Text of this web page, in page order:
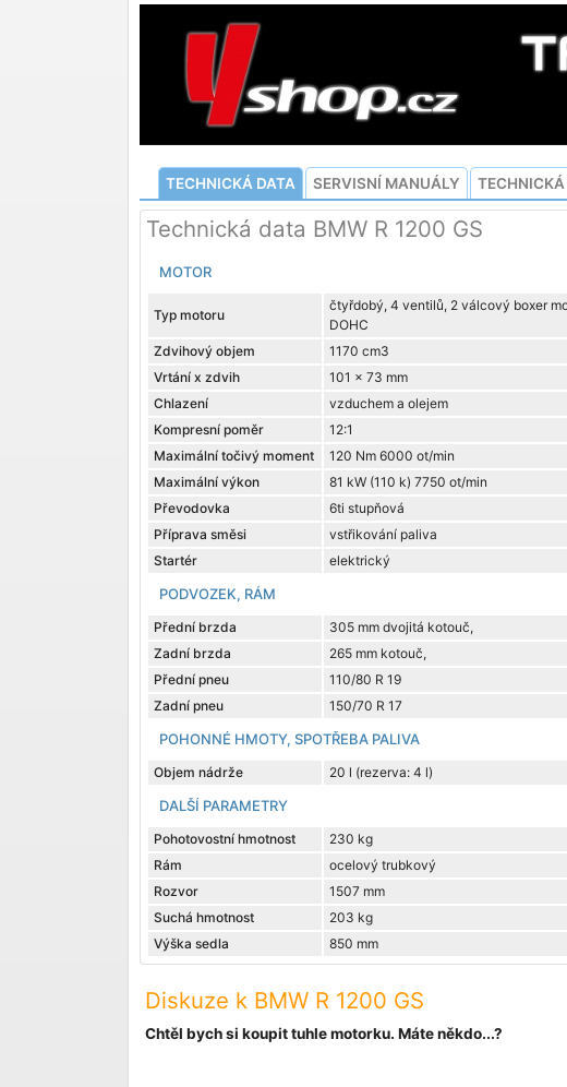
TECHNICKÁ DATA SERVISNÍ MANUÁLY
Technická data BMW R 1200 GS
MOTOR
Typ motoru
čtyřdobý, 4 ventilů, 2 válcový boxer
DOHC
Zdvihový objem
1170 cm3
Vrtání x zdvih
101 x 73 mm
Chlazení
vzduchem a olejem
Kompresní poměr
12:1
Maximální točivý moment
120 Nm 6000 ot/min
Maximální výkon
81 kW (110 k) 7750 ot/min
Převodovka
6ti stupňová
Příprava směsi
vstřikování paliva
Startér
elektrický
PODVOZEK, RÁM
Přední brzda
305 mm dvojitá kotouč,
Zadní brzda
265 mm kotouč,
Přední pneu
110/80 R 19
Zadní pneu
150/70 R 17
POHONNÉ HMOTY, SPOTŘEBA PALIVA
Objem nádrže 20 l (rezerva: 4 l)
DALŠÍ PARAMETRY
Pohotovostní hmotnost
230 kg
Rám
ocelový trubkový
Rozvor
1507 mm
Suchá hmotnost
203 kg
Výška sedla
850 mm
Diskuze k BMW R 1200 GS
Chtěl bych si koupit tuhle motorku. Máte někdo...?